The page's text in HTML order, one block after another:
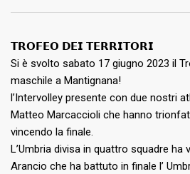
𝗧𝗥𝗢𝗙𝗘𝗢 𝗗𝗘𝗜 𝗧𝗘𝗥𝗥𝗜𝗧𝗢𝗥𝗜 ⁣
⁣Si è svolto sabato 17 giugno 2023 il
maschile a Mantignana!⁣
⁣l’Intervolley presente con due nostri
Matteo Marcaccioli che hanno
vincendo la finale.
L’Umbria divisa in quattro squadre ha
Arancio che ha battuto in finale l’